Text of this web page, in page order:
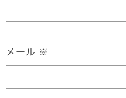
メール ※